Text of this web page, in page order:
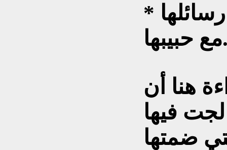
* بعد موت البطلة يعثر على رسائلها
هنا أن
فيها
ضمتها